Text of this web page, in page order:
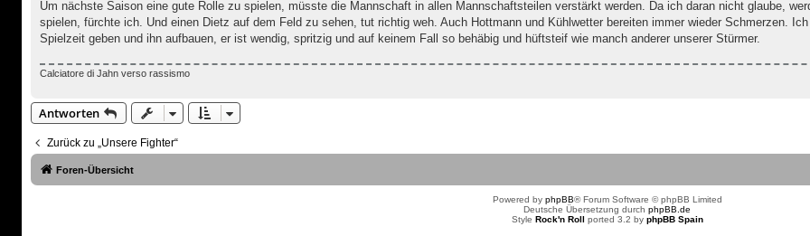
t
a
g
Um nächste Saison eine gute Rolle zu spielen, müsste die Mannschaft in allen Mannschaftsteilen verstärkt werden. Da ich daran nicht glaube,
spielen, fürchte ich. Und einen Dietz auf dem Feld zu sehen, tut richtig weh. Auch Hottmann und Kühlwetter bereiten immer wieder Schmerzen.
Spielzeit geben und ihn aufbauen, er ist wendig, spritzig und auf keinem Fall so behäbig und hüftsteif wie manch anderer unserer Stürmer.
Calciatore di Jahn verso rassismo
Antworten
Zurück zu „Unsere Fighter“
Foren-Übersicht
Powered by phpBB® Forum Software © phpBB Limited
Deutsche Übersetzung durchphpBB.de
Style Rock'n Roll ported 3.2 by phpBB Spain